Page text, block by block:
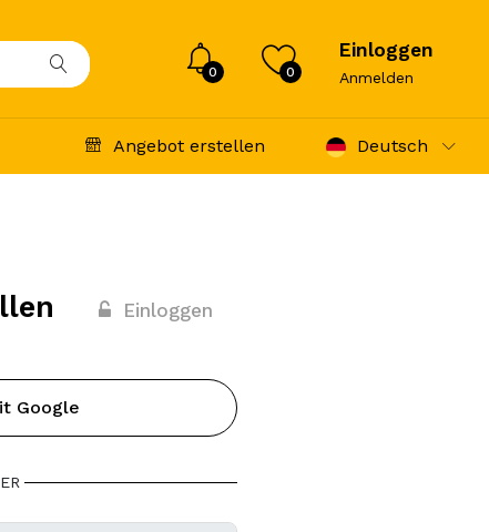
0 0
Einloggen
Anmelden
Angebot erstellen Deutsch
Einloggen
Google